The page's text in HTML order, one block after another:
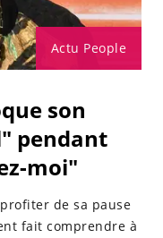
Actu People
son
pendant
moi"
de sa pause
fait comprendre à